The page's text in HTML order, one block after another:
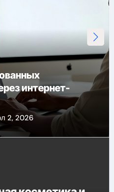
интернет-
2, 2026